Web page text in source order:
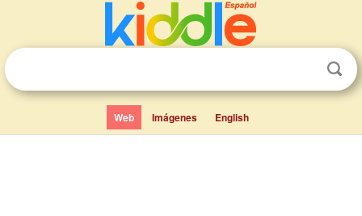
Web Imágenes English